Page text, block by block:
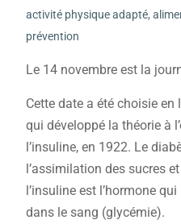
activité physique adapté,
prévention
Le 14 novembre est la
Cette date a été choisie en
qui développé la théorie à
l’insuline, en 1922. Le
l’assimilation des sucres
l’insuline est l’hormone
dans le sang (glycémie).